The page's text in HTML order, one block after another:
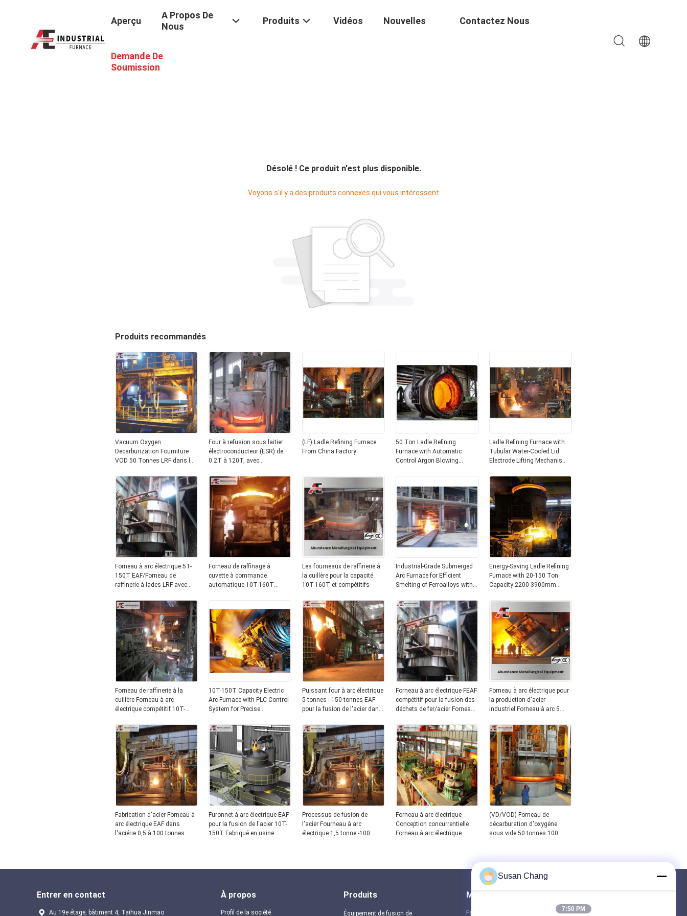
Aperçu
A Propos De
Nous
Produits Vidéos Nouvelles Contactez Nous
Demande De
Soumission
Désolé ! Ce produit n'est plus disponible.
Voyons s'il y a des produits connexes qui vous intéressent
Produits recommandés
Vacuum Oxygen
Decarburization Fourniture
VOD 50 Tonnes LRF dans la
Four à refusion sous laitier
électroconducteur (ESR) de
0.2T à 120T, avec
la production d'aciers alliés
spéciaux et garantie d'un an
(LF) Ladle Refining Furnace
From China Factory
50 Ton Ladle Refining
Furnace with Automatic
Control Argon Blowing
Making Manufacture
Ladle Refining Furnace with
Tubular Water-Cooled Lid
Electrode Lifting Mechanism
Current System
Forneau à arc électrique 5T-
150T EAF/Forneau de
raffinerie à lades LRF avec
Forneau de raffinage à
cuvette à commande
automatique 10T-160T
Les fourneaux de raffinerie à
la cuillère pour la capacité
10T-160T et compétitifs
Industrial-Grade Submerged
Arc Furnace for Efficient
Smelting of Ferroalloys with
Capacity
Energy-Saving Ladle Refining
Furnace with 20-150 Ton
Capacity 2200-3900mm
20000 KVA Transformer
Forneau de raffinerie à la
cuillère Forneau à arc
électrique compétitif 10T-
10T-150T Capacity Electric
Arc Furnace with PLC Control
System for Precise
Melting
Puissant four à arc électrique
5 tonnes - 150 tonnes EAF
pour la fusion de l'acier dans
Forneau à arc électrique FEAF
compétitif pour la fusion des
déchets de fer/acier Forneau
tonnes de l'usine de
fabrication
Forneau à arc électrique pour
la production d'acier
industriel Forneau à arc 5
120 tonnes avec 800 kW de
puissance
Fabrication d'acier Forneau à
arc électrique EAF dans
l'aciérie 0,5 à 100 tonnes
Furonnet à arc électrique EAF
pour la fusion de l'acier 10T-
150T Fabriqué en usine
Processus de fusion de
l'acier Fourneau à arc
électrique 1,5 tonne -100
Forneau à arc électrique
Conception concurrentielle
Forneau à arc électrique
(VD/VOD) Forneau de
décarburation d'oxygène
sous vide 50 tonnes 100
de pièces de découpe d'usine
Forneau de raffinage
compétitif
Entrer en contact
Au 19e étage, bâtiment 4, Taihua Jinmao
À propos
Profil de la société
Produits
Équipement de fusion de
Mail nous
Faites-nous part de vos besoins. Nous connecterons les meilleurs
Susan Chang
7:50 PM